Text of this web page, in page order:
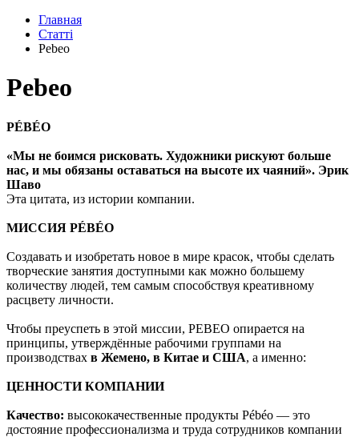
Главная
Статтi
Pebeo
Pebeo
PÉBÉO
«Мы не боимся рисковать. Художники рискуют больше
нас, и мы обязаны оставаться на высоте их чаяний». Эрик
Шаво
Эта цитата, из истории компании.
МИССИЯ PÉBÉO
Создавать и изобретать новое в мире красок, чтобы сделать
творческие занятия доступными как можно большему
количеству людей, тем самым способствуя креативному
расцвету личности.
Чтобы преуспеть в этой миссии, PEBEO опирается на
принципы, утверждённые рабочими группами на
производствах в Жемено, в Китае и США, а именно:
ЦЕННОСТИ КОМПАНИИ
Качество: высококачественные продукты Pébéo — это
достояние профессионализма и труда сотрудников компании